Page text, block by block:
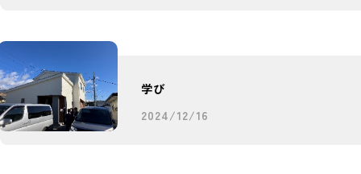
学び
2024/12/16